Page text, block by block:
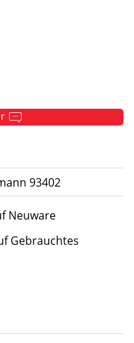
93402
Neuware
Gebrauchtes